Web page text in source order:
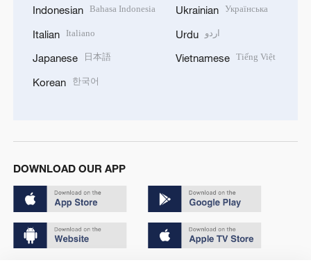
Indonesian Bahasa Indonesia
Italian Italiano
Japanese 日本語
Korean 한국어
Ukrainian Українська
Urdu اردو
Vietnamese Tiếng Việt
DOWNLOAD OUR APP